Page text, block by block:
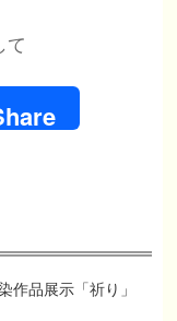
て
作品展示「祈り」